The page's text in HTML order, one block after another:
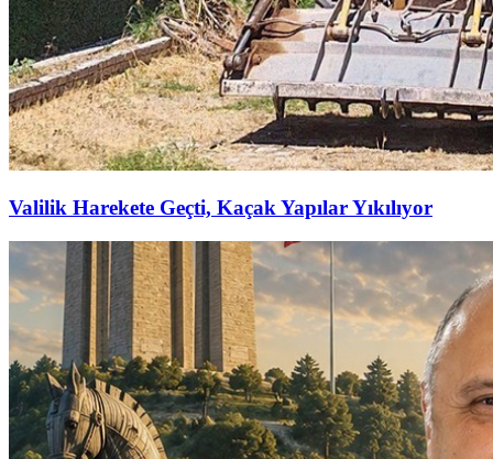
Valilik Harekete Geçti, Kaçak Yapılar Yıkılıyor